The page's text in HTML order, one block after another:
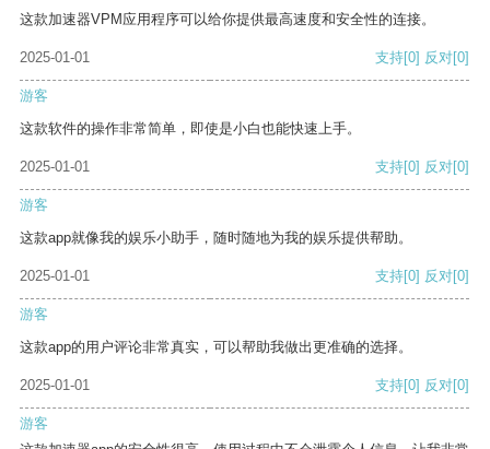
这款加速器VPM应用程序可以给你提供最高速度和安全性的连接。
2025-01-01 支持[0] 反对[0]
游客
这款软件的操作非常简单，即使是小白也能快速上手。
2025-01-01 支持[0] 反对[0]
游客
这款app就像我的娱乐小助手，随时随地为我的娱乐提供帮助。
2025-01-01 支持[0] 反对[0]
游客
这款app的用户评论非常真实，可以帮助我做出更准确的选择。
2025-01-01 支持[0] 反对[0]
游客